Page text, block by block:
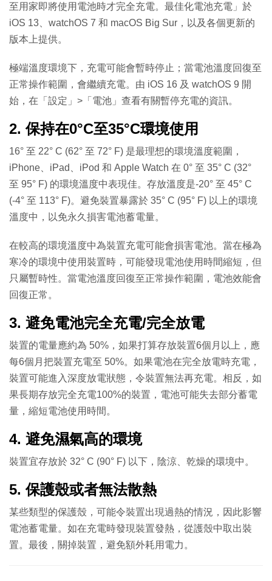
至用家即將使用電池時才完全充電。最佳化電池充電」於
iOS 13、watchOS 7 和 macOS Big Sur，以及各個更新的
版本上提供。
極端溫度環境下，充電可能會暫時停止；當電池溫度回復至
正常操作範圍，會繼續充電。由 iOS 16 及 watchOS 9 開
始，在「設定」>「電池」查看有關暫停充電的資訊。
2. 保持在0°C至35°C環境使用
16° 至 22° C (62° 至 72° F) 是最理想的環境溫度範圍，
iPhone、iPad、iPod 和 Apple Watch 在 0° 至 35° C (32°
至 95° F) 的環境溫度中表現佳。存放溫度是-20° 至 45° C
(-4° 至 113° F)。避免裝置暴露於 35° C (95° F) 以上的環境
溫度中，以免永久損害電池蓄電量。
在較高的環境溫度中為裝置充電可能會損害電池。當在極為
寒冷的環境中使用裝置時，可能發現電池使用時間縮短，但
只屬暫時性。當電池溫度回復至正常操作範圍，電池效能會
回復正常。
3. 避免電池完全充電/完全放電
裝置的電量應約為 50%，如果打算存放裝置6個月以上，應
每6個月把裝置充電至 50%。如果電池在完全放電時充電，
裝置可能進入深度放電狀態，令裝置無法再充電。相反，如
果長期存放完全充電100%的裝置，電池可能失去部分蓄電
量，縮短電池使用時間。
4. 避免濕氣高的環境
裝置宜存放於 32° C (90° F) 以下，陰涼、乾燥的環境中。
5. 保護殼或者無法散熱
某些類型的保護殼，可能令裝置出現過熱的情況，因此影響
電池蓄電量。如在充電時發現裝置發熱，從護殼中取出裝
置。最後， 關掉裝置，避免額外耗用電力。